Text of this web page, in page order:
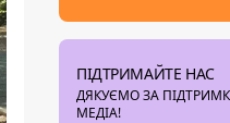
ПІДТРИМАЙТЕ НАС
ДЯКУЄМО ЗА
МЕДІА!